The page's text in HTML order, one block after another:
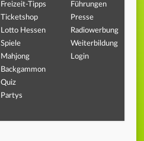
Freizeit-Tipps
Ticketshop
Lotto Hessen
Spiele
Mahjong
Backgammon
Quiz
Partys
Führungen
Presse
Radiowerbung
Weiterbildung
Login